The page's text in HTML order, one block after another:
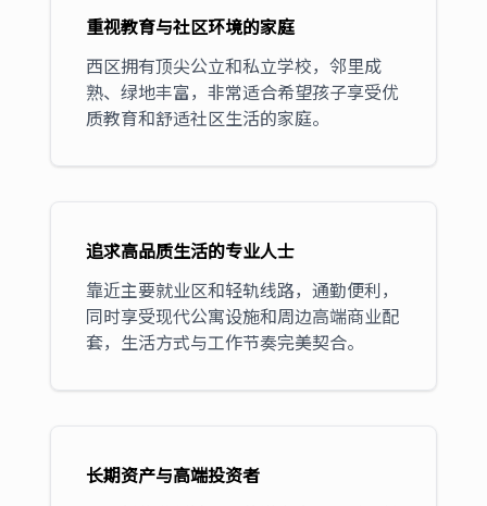
重视教育与社区环境的家庭
西区拥有顶尖公立和私立学校，邻里成
熟、绿地丰富，非常适合希望孩子享受优
质教育和舒适社区生活的家庭。
追求高品质生活的专业人士
靠近主要就业区和轻轨线路，通勤便利，
同时享受现代公寓设施和周边高端商业配
套，生活方式与工作节奏完美契合。
长期资产与高端投资者